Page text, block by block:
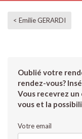
< Emilie GERARDI
Oublié votre
rendez-vous?
Vous recevrez un
vous et la
Votre email